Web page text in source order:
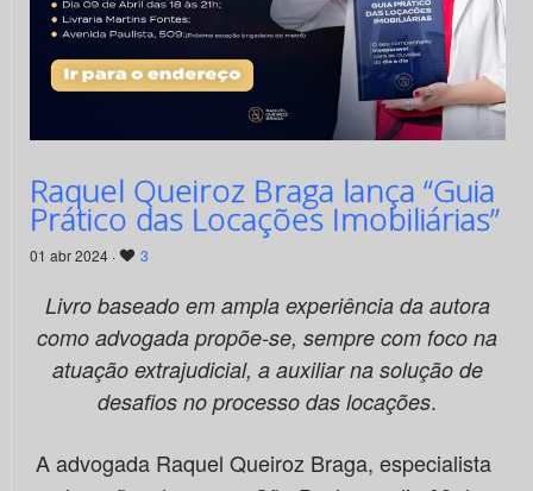
Raquel Queiroz Braga lança “Guia
Prático das Locações Imobiliárias”
01 abr 2024 · 3
Livro baseado em ampla experiência da autora
como advogada propõe-se, sempre com foco na
atuação extrajudicial, a auxiliar na solução de
desafios no processo das locações.
A advogada Raquel Queiroz Braga, especialista